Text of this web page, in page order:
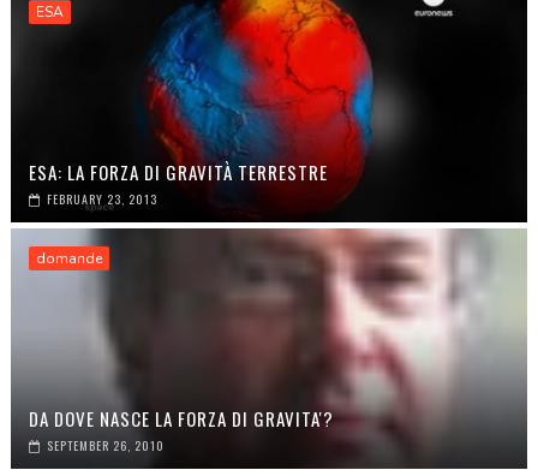
ESA
ESA: LA FORZA DI GRAVITÀ TERRESTRE
FEBRUARY 23, 2013
domande
DA DOVE NASCE LA FORZA DI GRAVITA'?
SEPTEMBER 26, 2010